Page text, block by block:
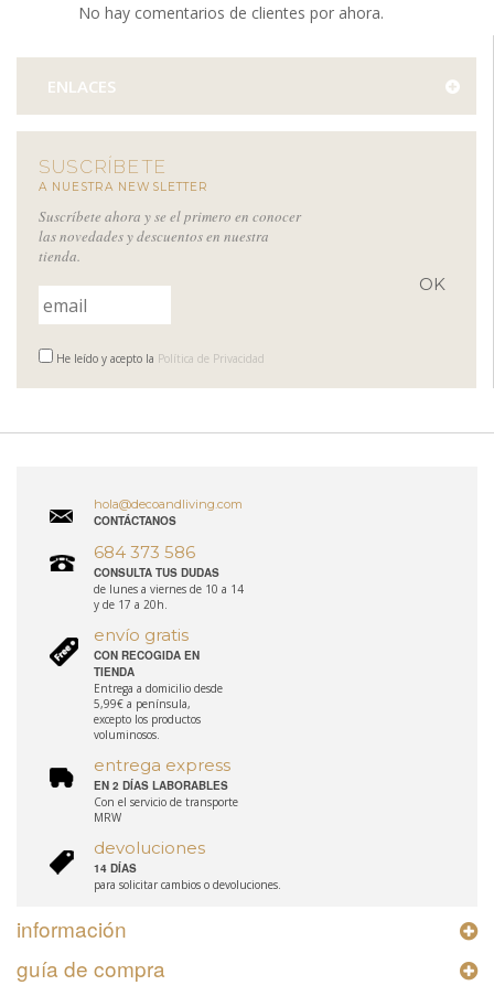
No hay comentarios de clientes por ahora.
ENLACES
SUSCRÍBETE
A NUESTRA NEWSLETTER
Suscríbete ahora y se el primero en conocer
las novedades y descuentos en nuestra
tienda.
He leído y acepto la Política de Privacidad
hola@decoandliving.com
CONTÁCTANOS
684 373 586
CONSULTA TUS DUDAS
de lunes a viernes de 10 a 14
y de 17 a 20h.
envío gratis
CON RECOGIDA EN
TIENDA
Entrega a domicilio desde
5,99€ a península,
excepto los productos
voluminosos.
entrega express
EN 2 DÍAS LABORABLES
Con el servicio de transporte
MRW
devoluciones
14 DÍAS
para solicitar cambios o devoluciones.
información
guía de compra